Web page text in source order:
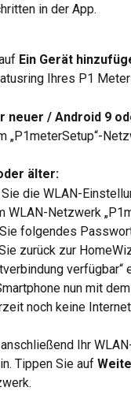
in der App.
Ein Gerät
Ihres P1
neuer / Android 9
„P1meterSetup“-
älter:
die WLAN-
WLAN-Netzwerk
folgendes
zurück zur
verfügbar“
nun mit
noch keine
Ihr
Tippen Sie auf